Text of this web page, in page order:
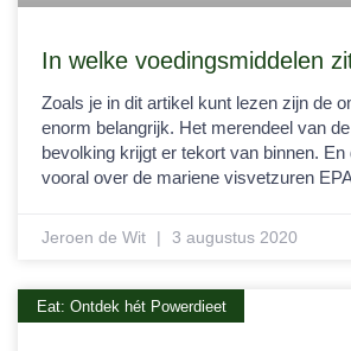
In welke voedingsmiddelen
Zoals je in dit artikel kunt lezen zijn de
enorm belangrijk. Het merendeel van
bevolking krijgt er tekort van binnen. En
vooral over de mariene visvetzuren
Jeroen de Wit 3 augustus 2020
Eat: Ontdek hét Powerdieet